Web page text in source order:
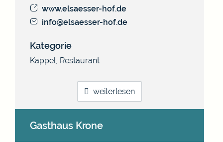
www.elsaesser-hof.de
info@elsaesser-hof.de
Kategorie
Kappel, Restaurant
weiterlesen
Gasthaus Krone